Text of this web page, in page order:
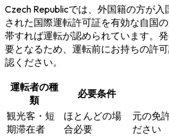
Czech Republicでは、外国籍の方が
された国際運転許可証を有効な自国
帯すれば運転が認められています。
要となるため、運転前にお持ちの許
認ください。
運転者の種
類
必要条件
観光客・短
期滞在者
ほとんどの場
合必要
元の免
ださい